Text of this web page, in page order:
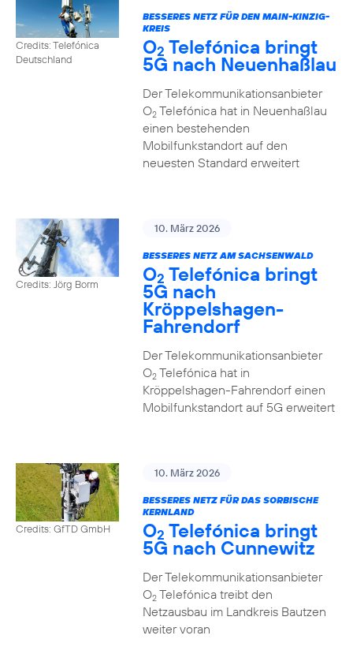
Credits: Telefónica
Deutschland
BESSERES NETZ FÜR DEN MAIN-KINZIG-
KREIS
O2 Telefónica bringt
5G nach Neuenhaßlau
Der Telekommunikationsanbieter
O2Telefónica hat in Neuenhaßlau
einen bestehenden
Mobilfunkstandort auf den
neuesten Standard erweitert
Credits: Jörg Borm
10. März 2026
BESSERES NETZ AM SACHSENWALD
O2 Telefónica bringt
5G nach
Kröppelshagen-
Fahrendorf
Der Telekommunikationsanbieter
O2Telefónica hat in
Kröppelshagen-Fahrendorf einen
Mobilfunkstandort auf 5G erweitert
Credits: GfTD GmbH
10. März 2026
BESSERES NETZ FÜR DAS SORBISCHE
KERNLAND
O2 Telefónica bringt
5G nach Cunnewitz
Der Telekommunikationsanbieter
O2Telefónica treibt den
Netzausbau im Landkreis Bautzen
weiter voran